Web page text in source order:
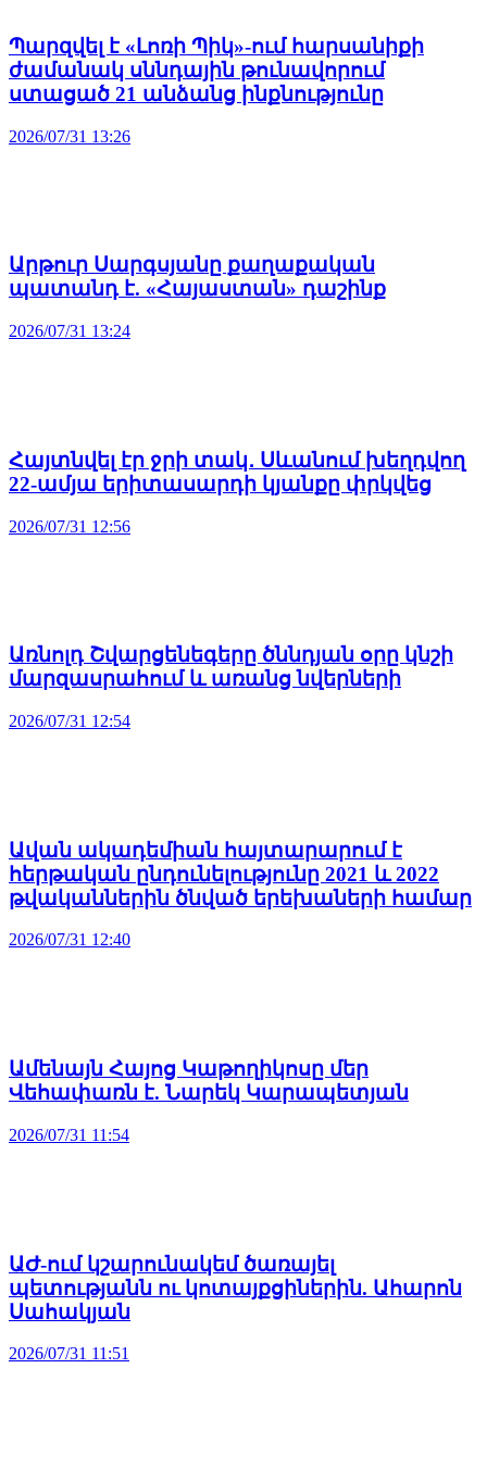
Պարզվել է «Լոռի Պիկ»-ում հարսանիքի
ժամանակ սննդային թունավորում
ստացած 21 անձանց ինքնությունը
2026/07/31 13:26
Արթուր Սարգսյանը քաղաքական
պատանդ է. «Հայաստան» դաշինք
2026/07/31 13:24
Հայտնվել էր ջրի տակ․ Սևանում խեղդվող
22-ամյա երիտասարդի կյանքը փրկվեց
2026/07/31 12:56
Առնոլդ Շվարցենեգերը ծննդյան օրը կնշի
մարզասրահում և առանց նվերների
2026/07/31 12:54
Ավան ակադեմիան հայտարարում է
հերթական ընդունելությունը 2021 և 2022
թվականներին ծնված երեխաների համար
2026/07/31 12:40
Ամենայն Հայոց Կաթողիկոսը մեր
Վեհափառն է. Նարեկ Կարապետյան
2026/07/31 11:54
ԱԺ-ում կշարունակեմ ծառայել
պետությանն ու կոտայքցիներին. Ահարոն
Սահակյան
2026/07/31 11:51